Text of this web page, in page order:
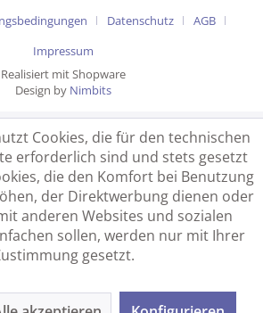
Datenschutz
AGB
Impressum
Realisiert mit Shopware
Design by Nimbits
Cookies, die für den technischen
erforderlich sind und stets gesetzt
die den Komfort bei Benutzung
der Direktwerbung dienen oder
anderen Websites und sozialen
sollen, werden nur mit Ihrer
gesetzt.